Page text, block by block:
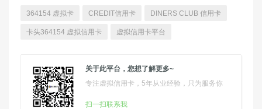
364154 虚拟卡 CREDIT信用卡 DINERS CLUB 信用卡
卡头364154 虚拟信用卡 虚拟信用卡平台
关于此平台，您想了解更多~
专注虚拟信用卡，5年从业经验，只为服务你
扫一扫联系我